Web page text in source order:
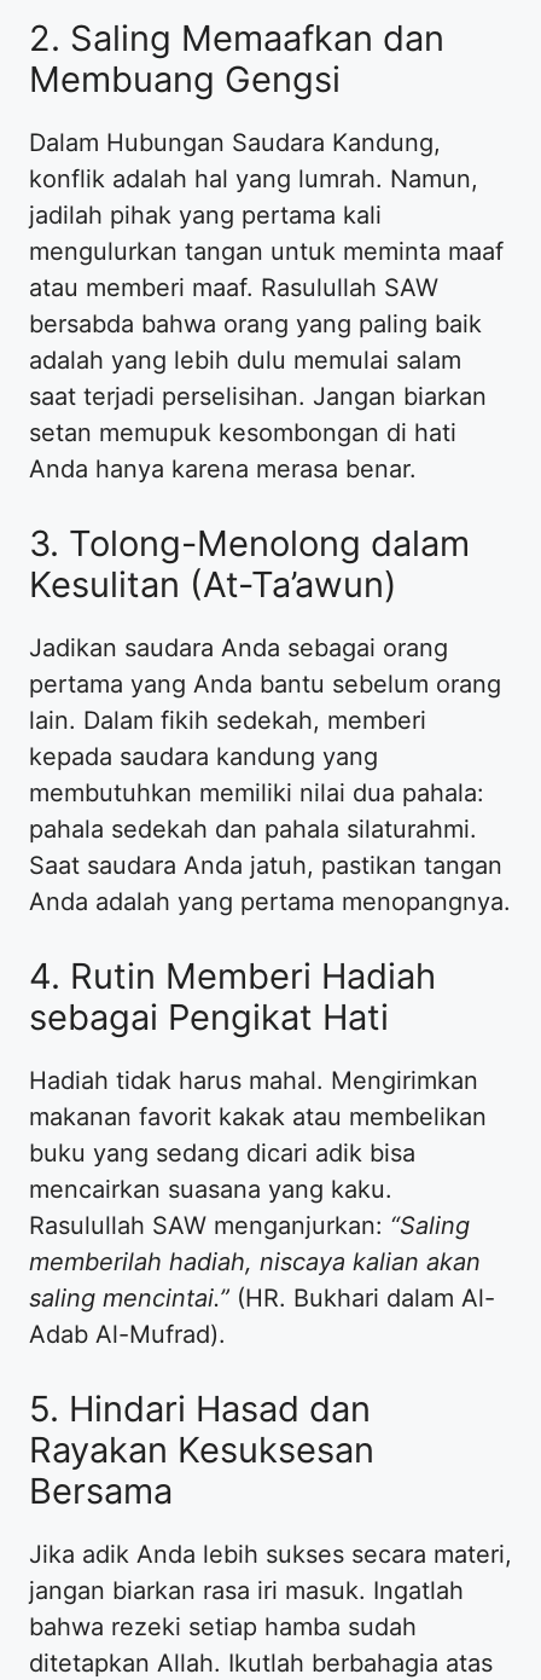
2. Saling Memaafkan dan
Membuang Gengsi
Dalam Hubungan Saudara Kandung,
konflik adalah hal yang lumrah. Namun,
jadilah pihak yang pertama kali
mengulurkan tangan untuk meminta maaf
atau memberi maaf. Rasulullah SAW
bersabda bahwa orang yang paling baik
adalah yang lebih dulu memulai salam
saat terjadi perselisihan. Jangan biarkan
setan memupuk kesombongan di hati
Anda hanya karena merasa benar.
3. Tolong-Menolong dalam
Kesulitan (At-Ta’awun)
Jadikan saudara Anda sebagai orang
pertama yang Anda bantu sebelum orang
lain. Dalam fikih sedekah, memberi
kepada saudara kandung yang
membutuhkan memiliki nilai dua pahala:
pahala sedekah dan pahala silaturahmi.
Saat saudara Anda jatuh, pastikan tangan
Anda adalah yang pertama menopangnya.
4. Rutin Memberi Hadiah
sebagai Pengikat Hati
Hadiah tidak harus mahal. Mengirimkan
makanan favorit kakak atau membelikan
buku yang sedang dicari adik bisa
mencairkan suasana yang kaku.
Rasulullah SAW menganjurkan: “Saling
memberilah hadiah, niscaya kalian akan
saling mencintai.” (HR. Bukhari dalam Al-
Adab Al-Mufrad).
5. Hindari Hasad dan
Rayakan Kesuksesan
Bersama
Jika adik Anda lebih sukses secara materi,
jangan biarkan rasa iri masuk. Ingatlah
bahwa rezeki setiap hamba sudah
ditetapkan Allah. Ikutlah berbahagia atas